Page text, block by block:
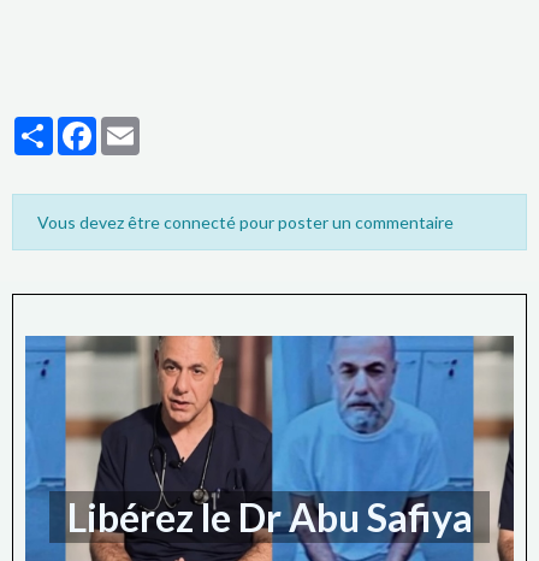
PartagerFacebook
Vous devez être connecté pour poster un commentaire
Libérez le Dr Abu Safiya